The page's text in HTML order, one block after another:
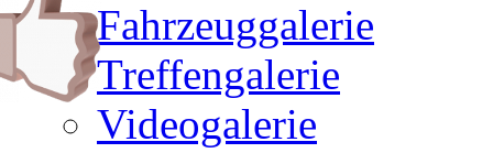
Fahrzeuggalerie
Treffengalerie
Videogalerie